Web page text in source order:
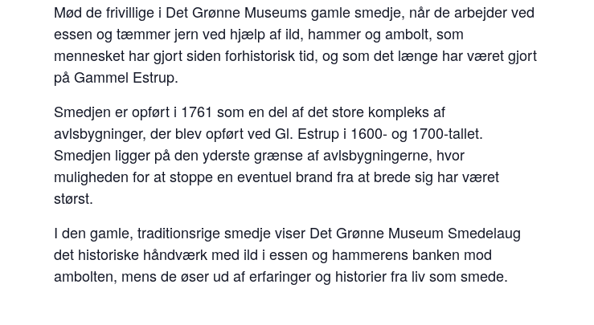
Mød de frivillige i Det Grønne Museums gamle smedje, når de arbejder ved
essen og tæmmer jern ved hjælp af ild, hammer og ambolt, som
mennesket har gjort siden forhistorisk tid, og som det længe har været gjort
på Gammel Estrup.
Smedjen er opført i 1761 som en del af det store kompleks af
avlsbygninger, der blev opført ved Gl. Estrup i 1600- og 1700-tallet.
Smedjen ligger på den yderste grænse af avlsbygningerne, hvor
muligheden for at stoppe en eventuel brand fra at brede sig har været
størst.
I den gamle, traditionsrige smedje viser Det Grønne Museum Smedelaug
det historiske håndværk med ild i essen og hammerens banken mod
ambolten, mens de øser ud af erfaringer og historier fra liv som smede.